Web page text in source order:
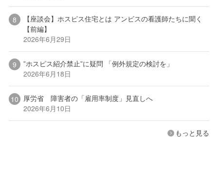
【座談会】ホスピス住宅とは アンビスの看護師たちに聞く
【前編】
2026年6月29日
”ホスピス紹介禁止”に疑問 「例外規定の検討を」
2026年6月18日
厚労省 障害者の「雇用率制度」見直しへ
2026年6月10日
もっと見る